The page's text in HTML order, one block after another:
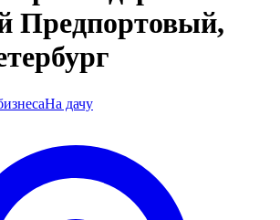
Предпортовый,
На дачу